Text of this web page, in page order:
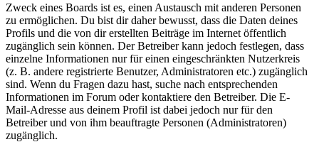
Zweck eines Boards ist es, einen Austausch mit anderen Personen
zu ermöglichen. Du bist dir daher bewusst, dass die Daten deines
Profils und die von dir erstellten Beiträge im Internet öffentlich
zugänglich sein können. Der Betreiber kann jedoch festlegen, dass
einzelne Informationen nur für einen eingeschränkten Nutzerkreis
(z. B. andere registrierte Benutzer, Administratoren etc.) zugänglich
sind. Wenn du Fragen dazu hast, suche nach entsprechenden
Informationen im Forum oder kontaktiere den Betreiber. Die E-
Mail-Adresse aus deinem Profil ist dabei jedoch nur für den
Betreiber und von ihm beauftragte Personen (Administratoren)
zugänglich.